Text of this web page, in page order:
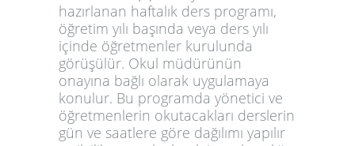
hazırlanan haftalık ders programı,
öğretim yılı başında veya ders yılı
içinde öğretmenler kurulunda
görüşülür. Okul müdürünün
onayına bağlı olarak uygulamaya
konulur. Bu programda yönetici ve
öğretmenlerin okutacakları derslerin
gün ve saatlere göre dağılımı yapılır